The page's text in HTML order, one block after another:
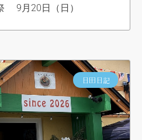
9月20日（日）
日田日記